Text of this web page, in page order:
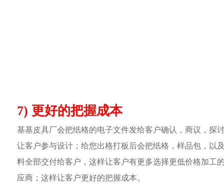
7) 更好的把握成本
基基皮具厂会把纸格的电子文件发给客户确认，商议，探
让客户参与设计；给您出格打板后会把纸格，样品包，以
料全部交付给客户，这样让客户有更多选择更低价格加工
应商；这样让客户更好的把握成本。